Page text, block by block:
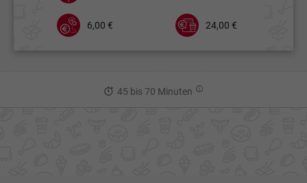
6,00 € 24,00 €
45 bis 70 Minuten